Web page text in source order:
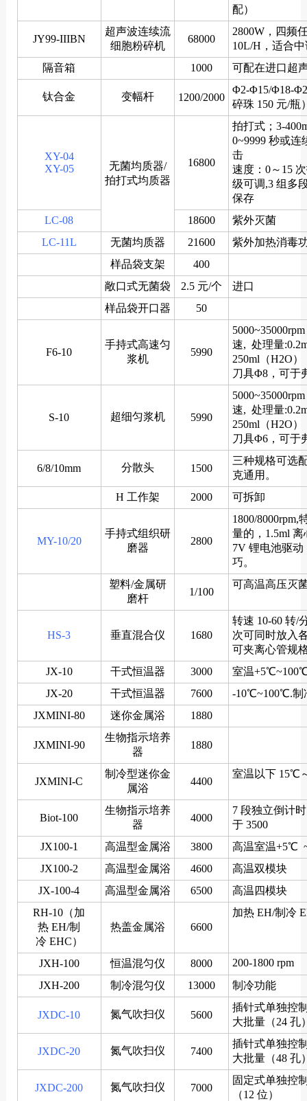
配）
JY99-IIIBN
超声波连续流
细胞粉碎机
68000
2800W，四频
10L/H，适合中
隔音箱
1000 可配在进口超
钛合金 变幅杆 1200/2000
Φ2-Φ15/Φ18-
碎珠 150 元/瓶
XY-04
XY-05
无菌均质器/
拍打式均质器
16800
拍打式；3-
0~9999 秒或
击
速度：0～15
级可调,3 组多
保存
LC-08
18600
紫外灭菌
LC-11L
无菌均质器 21600
紫外加热消毒
样品袋支架
400
敞口式无菌袋
2.5 元/个
进口
样品袋开口器
50
F6-10
手持式高速匀
浆机
5990
速, 处理量
250ml（H2O
刀具Φ8，可于
S-10 超细匀浆机 5990
速, 处理量
250ml（H2O
刀具Φ6，可于
6/8/10mm 分散头 1500
三种规格可选
克通用。
H 工作架
2000 可拆卸
MY-10/20
手持式组织研
磨器
2800
1800/8000rpm,
量的，1.5ml
7V 锂电池驱动
巧。
塑料/金属研
磨杆
1/100
可高温高压灭
HS-3 垂直混合仪 1680
转速 10-60 转/
次可同时放入
可夹离心管规
JX-10
干式恒温器 3000
室温
JX-20
干式恒温器 7600
-10℃~100℃.制
JXMINI-80
迷你金属浴 1880
JXMINI-90
生物指示培养
器
1880
JXMINI-C
制冷型迷你金
属浴
4400
室温以下 15℃
Biot-100
生物指示培养
器
4000
7 段独立倒计
于 3500
JX100-1
高温型金属浴 3800
高温室温+5℃
JX100-2
高温型金属浴 4600
高温双模块
JX-100-4
高温型金属浴 6500
高温四模块
RH-10（加
热 EH/制
冷 EHC）
热盖金属浴 6600
加热 EH/制冷
JXH-100 恒温混匀仪 8000
200-1800 rpm
JXH-200
制冷混匀仪 13000 制冷功能
JXDC-10 氮气吹扫仪 5600
插针式单独控
大批量（24 孔
JXDC-20 氮气吹扫仪 7400
插针式单独控
大批量（48 孔
JXDC-200 氮气吹扫仪 7000
固定式单独控
（12 位）